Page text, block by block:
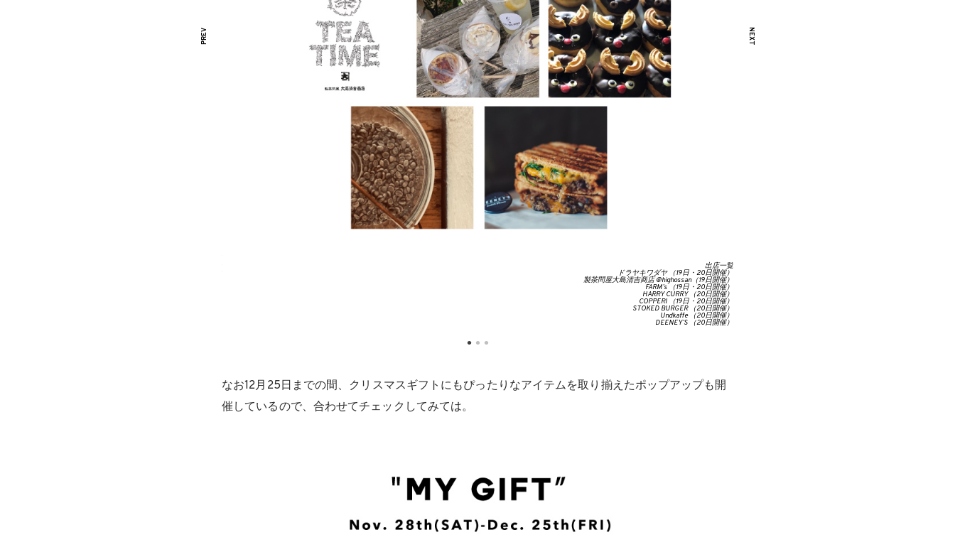
出店⼀覧
ドラヤキワダヤ （19⽇・20⽇開催）
製茶問屋⼤島清吉商店 @highossan（19⽇開催）
FARM’s （19⽇・20⽇開催）
HARRY CURRY （20⽇開催）
COPPERI （19⽇・20⽇開催）
STOKED BURGER （20⽇開催）
Undkaffe （20⽇開催）
DEENEY’S （20⽇開催）
なお12月25日までの間、クリスマスギフトにもぴったりなアイテムを取り揃えたポップアップも開
催しているので、合わせてチェックしてみては。